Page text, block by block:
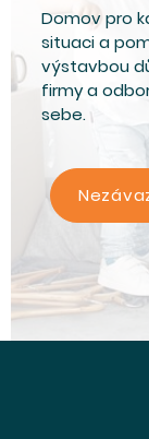
Domov pro
situaci a
výstavbou
firmy a
sebe.